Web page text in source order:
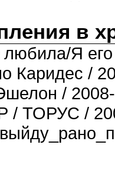
в
Я
Каридес /
/
/ ТОРУС /